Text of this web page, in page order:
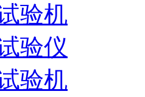
验机
验仪
验机